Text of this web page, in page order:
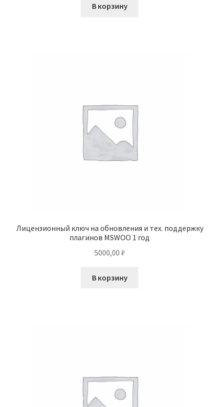
В корзину
Лицензионный ключ на обновления и тех. поддержку
плагинов MSWOO 1 год
5000,00 ₽
В корзину